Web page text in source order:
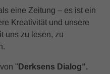
eine Zeitung – es ist ein
Kreativität und unsere
uns zu lesen, zu
" Derksens Dialog“.